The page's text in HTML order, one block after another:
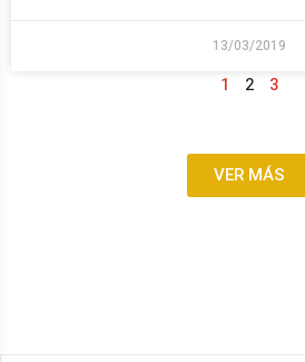
13/03/2019
1 2 3
VER MÁS